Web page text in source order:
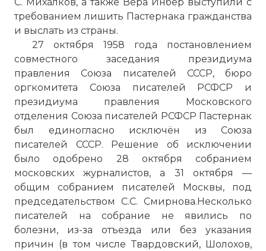
требованием лишить Пастернака гражданства
и выслать из страны.
27 октября 1958 года постановлением
совместного заседания президиума
правления Союза писателей СССР, бюро
оргкомитета Союза писателей РСФСР и
президиума правления Московского
отделения Союза писателей РСФСР Пастернак
был единогласно исключён из Союза
писателей СССР. Решение об исключении
было одобрено 28 октября собранием
московских журналистов, а 31 октября —
общим собранием писателей Москвы, под
председательством С.С. Смирнова.Несколько
писателей на собрание не явились по
болезни, из-за отъезда или без указания
причин (в том числе Твардовский, Шолохов,